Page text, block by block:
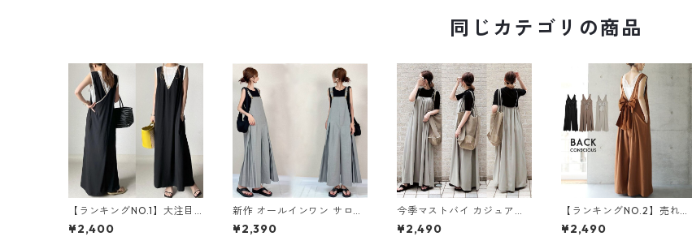
同じカテゴリの商品
【ランキングNO.1】大注目
Vネック ノースリーブ ワン
ピース m-738
¥2,400
新作 オールインワン サロペ
ットパンツ m-462
¥2,390
今季マストバイ カジュアル
ゆったりキャミワンピース
m-465
¥2,490
【ランキングNO.2】売れ切
れ必至 バックリボン4色展
開 オールインワン m-385
¥2,490